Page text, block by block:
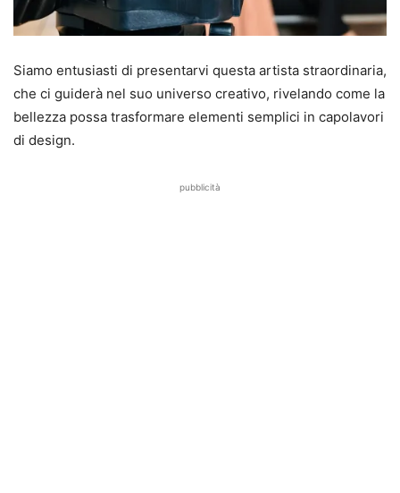
Siamo entusiasti di presentarvi questa artista straordinaria,
che ci guiderà nel suo universo creativo, rivelando come la
bellezza possa trasformare elementi semplici in capolavori
di design.
pubblicità